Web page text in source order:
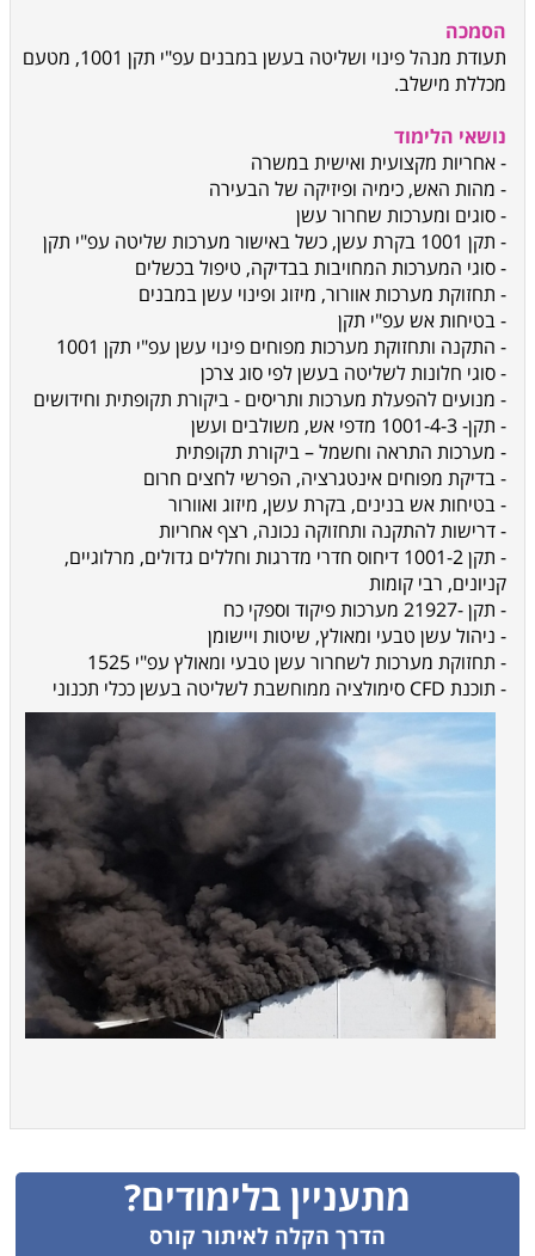
הסמכה
תעודת מנהל פינוי ושליטה בעשן במבנים עפ"י תקן 1001, מטעם
מכללת מישלב.
נושאי הלימוד
- אחריות מקצועית ואישית במשרה
- מהות האש, כימיה ופיזיקה של הבעירה
- סוגים ומערכות שחרור עשן
- תקן 1001 בקרת עשן, כשל באישור מערכות שליטה עפ"י תקן
- סוגי המערכות המחויבות בבדיקה, טיפול בכשלים
- תחזוקת מערכות אוורור, מיזוג ופינוי עשן במבנים
- בטיחות אש עפ"י תקן
- התקנה ותחזוקת מערכות מפוחים פינוי עשן עפ"י תקן 1001
- סוגי חלונות לשליטה בעשן לפי סוג צרכן
- מנועים להפעלת מערכות ותריסים - ביקורת תקופתית וחידושים
- תקן- 1001-4-3 מדפי אש, משולבים ועשן
- מערכות התראה וחשמל – ביקורת תקופתית
- בדיקת מפוחים אינטגרציה, הפרשי לחצים חרום
- בטיחות אש בנינים, בקרת עשן, מיזוג ואוורור
- דרישות להתקנה ותחזוקה נכונה, רצף אחריות
- תקן 1001-2 דיחוס חדרי מדרגות וחללים גדולים, מרלוגיים,
קניונים, רבי קומות
- תקן -21927 מערכות פיקוד וספקי כח
- ניהול עשן טבעי ומאולץ, שיטות ויישומן
- תחזוקת מערכות לשחרור עשן טבעי ומאולץ עפ"י 1525
- תוכנת CFD סימולציה ממוחשבת לשליטה בעשן ככלי תכנוני
מתעניין בלימודים?
הדרך הקלה לאיתור קורס